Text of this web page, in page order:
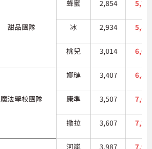
甜品團隊
蜂蜜 2,854
冰 2,934
桃兒 3,014
魔法學校團隊
娜璉 3,407
康準 3,507
撒拉 3,607
河嵐 3,987